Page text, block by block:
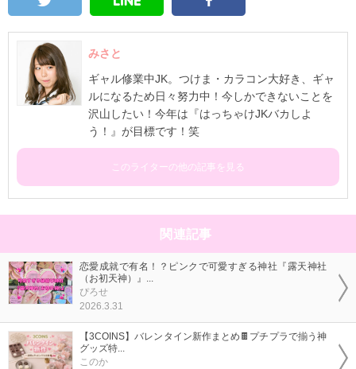
みさと
ギャル修業中JK。つけま・カラコン大好き、ギャ
ルになるため日々努力中！今しかできないことを
沢山したい！今年は『はっちゃけJKバカしよ
う！』が目標です！笑
このライターの他の記事を見る
関連記事
恋愛成就で有名！？ピンクで可愛すぎる神社『露天神社
（お初天神）』...
ぴろせ
2026.3.31
【3COINS】バレンタイン新作まとめ🍫プチプラで揃う神
グッズ特...
このか